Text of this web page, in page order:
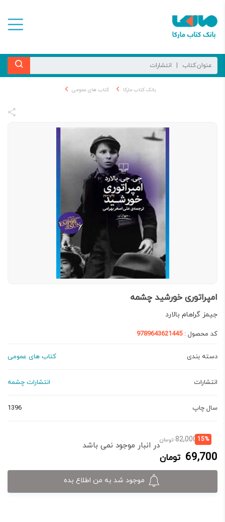
بانک کتاب مارکا کتاب های عمومی
امپراتوری خورشید چشمه
جیمز گراهام بالارد
کد محصول :9789643621445
دسته بندی کتاب های عمومی
انتشارات انتشارات چشمه
سال چاپ 1396
15%
82,000 تومانقیمت
اصلی:
69,700 تومان
قیمت
فعلی:
69,700 تومان.
در انبار موجود نمی باشد
موجود شد به من اطلاع بده